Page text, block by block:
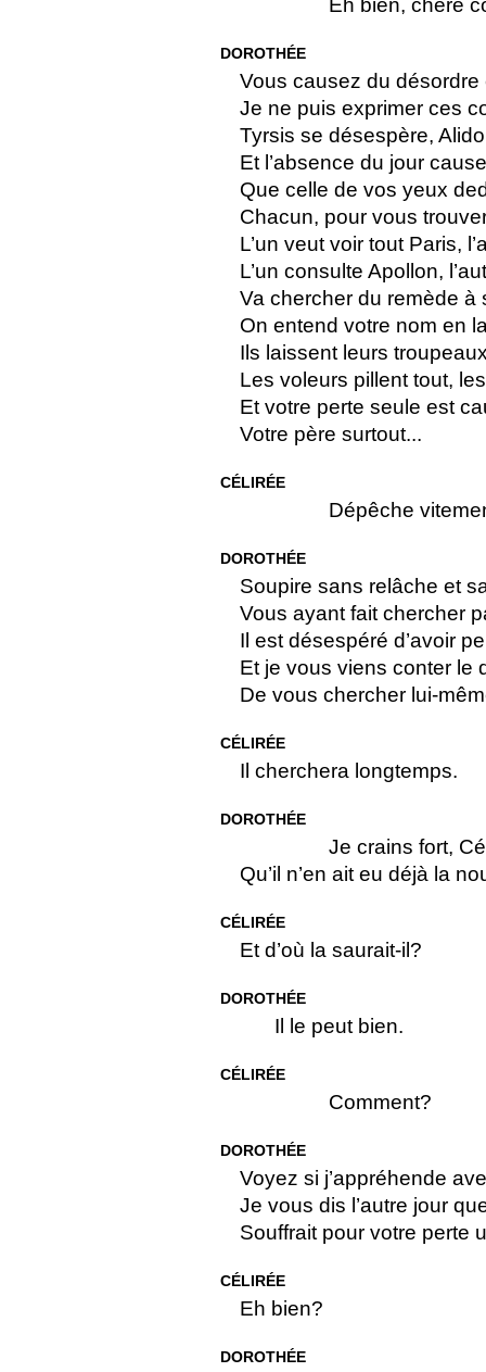
Eh bien, chère
DOROTHÉE
Vous causez du
Je ne puis exprimer ces
Tyrsis se désespère,
Et l’absence du jour
Que celle de vos yeux
Chacun, pour vous
L’un veut voir tout Paris,
L’un consulte Apollon,
Va chercher du remède à
On entend votre nom en
Ils laissent leurs
Les voleurs pillent tout,
Et votre perte seule est
Votre père surtout...
CÉLIRÉE
Dépêche
DOROTHÉE
Soupire sans relâche et
Vous ayant fait chercher
Il est désespéré d’avoir
Et je vous viens conter le
De vous chercher lui-
CÉLIRÉE
Il cherchera longtemps.
DOROTHÉE
Je crains fort,
Qu’il n’en ait eu déjà la
CÉLIRÉE
Et d’où la saurait-il?
DOROTHÉE
Il le peut bien.
CÉLIRÉE
Comment?
DOROTHÉE
Voyez si j’appréhende
Je vous dis l’autre jour
Souffrait pour votre perte
CÉLIRÉE
Eh bien?
DOROTHÉE